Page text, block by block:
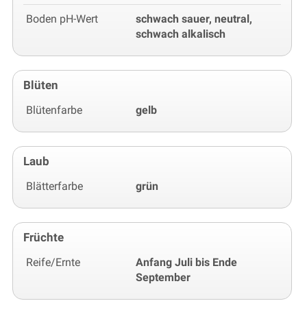
Boden pH-Wert
schwach sauer, neutral,
schwach alkalisch
Blüten
Blütenfarbe gelb
Laub
Blätterfarbe grün
Früchte
Reife/Ernte
Anfang Juli bis Ende
September